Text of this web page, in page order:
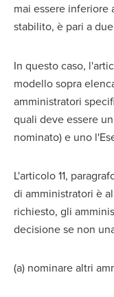
mai essere inferiore
stabilito, è pari a
In questo caso,
modello sopra
amministratori
quali deve essere
nominato) e uno
L'articolo 11,
di amministratori è
richiesto, gli
decisione se non
(a) nominare altri